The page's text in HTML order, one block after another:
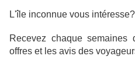
L'île inconnue vous intéresse?
Recevez chaque
offres et les avis des